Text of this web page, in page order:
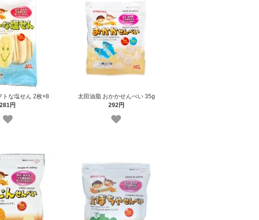
トな塩せん 2枚×8
281円
太田油脂 おかかせんべい 35g
292円